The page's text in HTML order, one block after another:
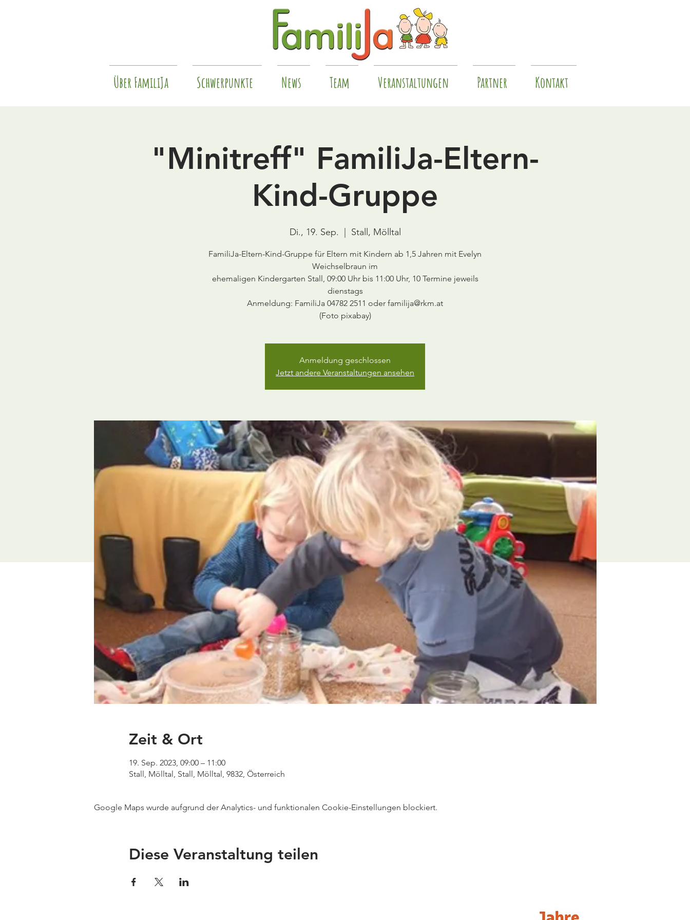
Über FamiliJa Schwerpunkte News Team Veranstaltungen Partner Kontakt
"Minitreff" FamiliJa-Eltern-
Kind-Gruppe
Di., 19. Sep. Stall, Mölltal
FamiliJa-Eltern-Kind-Gruppe für Eltern mit Kindern ab 1,5 Jahren mit Evelyn
Weichselbraun im
ehemaligen Kindergarten Stall, 09:00 Uhr bis 11:00 Uhr, 10 Termine jeweils
dienstags
Anmeldung: FamiliJa 04782 2511 oder familija@rkm.at
(Foto pixabay)
Anmeldung geschlossen
Jetzt andere Veranstaltungen ansehen
Zeit & Ort
19. Sep. 2023, 09:00 – 11:00
Stall, Mölltal, Stall, Mölltal, 9832, Österreich
Google Maps wurde aufgrund der Analytics- und funktionalen Cookie-Einstellungen blockiert.
Diese Veranstaltung teilen